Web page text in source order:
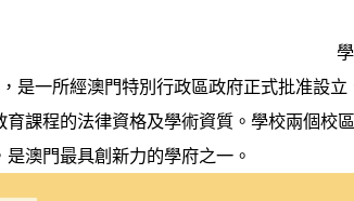
一所經澳門特別行政區政府正式批准設
課程的法律資格及學術資質。學校兩個
澳門最具創新力的學府之一。